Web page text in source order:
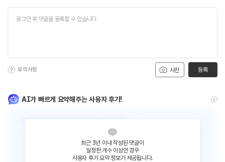
사진
유의사항 등록
AI가 빠르게 요약해주는 사용자 후기!
최근 3년 이내 작성된 댓글이
일정한 개수 이상인 경우
사용자 후기 요약 정보가 제공됩니다.